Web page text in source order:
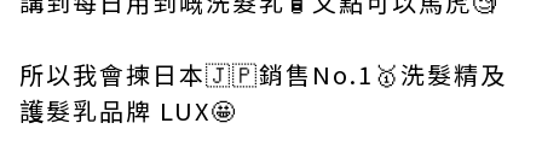
所以我會揀日本🇯🇵銷售No.1🥇洗髮精及
護髮乳品牌 LUX🤩